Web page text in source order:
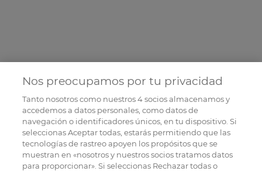
Nos preocupamos por tu privacidad
Tanto nosotros como nuestros4socios almacenamos y
accedemos a datos personales, como datos de
navegación o identificadores únicos, en tu dispositivo. Si
seleccionas Aceptar todas, estarás permitiendo que las
tecnologías de rastreo apoyen los propósitos que se
muestran en «nosotros y nuestros socios tratamos datos
para proporcionar». Si seleccionas Rechazar todas o